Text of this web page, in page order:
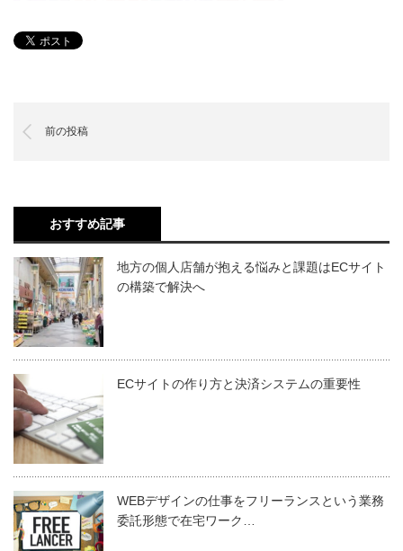
前の投稿
おすすめ記事
地方の個人店舗が抱える悩みと課題はECサイト
の構築で解決へ
ECサイトの作り方と決済システムの重要性
WEBデザインの仕事をフリーランスという業務
委託形態で在宅ワーク…